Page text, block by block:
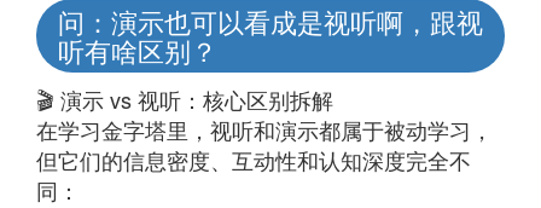
问：演示也可以看成是视听啊，跟视
听有啥区别？
🎬 演示 vs 视听：核心区别拆解
在学习金字塔里，视听和演示都属于被动学习，
但它们的信息密度、互动性和认知深度完全不
同：